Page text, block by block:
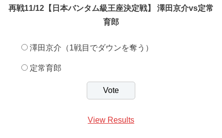
再戦11/12【日本バンタム級王座決定戦】 澤田京介vs定常
育郎
澤田京介（1戦目でダウンを奪う）
定常育郎
View Results